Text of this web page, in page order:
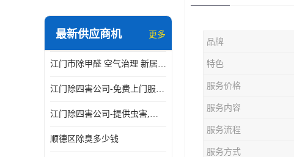
最新供应商机 更多
江门市除甲醛 空气治理 新居除异味 除苯 装修后异味清除
江门除四害公司-免费上门服务-随叫随到
江门除四害公司-提供虫害,病毒等全面消杀服务
顺德区除臭多少钱
品牌
特色
服务价格
服务内容
服务流程
服务方式